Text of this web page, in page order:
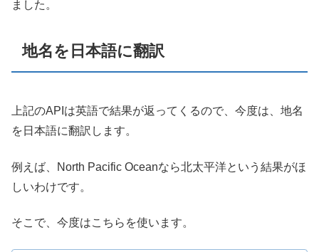
ました。
地名を日本語に翻訳
上記のAPIは英語で結果が返ってくるので、今度は、地名
を日本語に翻訳します。
例えば、North Pacific Oceanなら北太平洋という結果がほ
しいわけです。
そこで、今度はこちらを使います。